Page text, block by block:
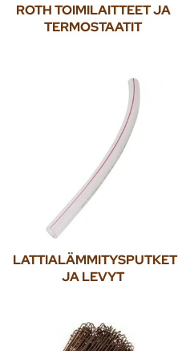
ROTH TOIMILAITTEET JA
TERMOSTAATIT
LATTIALÄMMITYSPUTKET
JA LEVYT